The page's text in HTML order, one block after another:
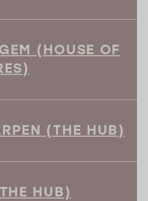
(HOUSE OF
(THE HUB)
HUB)